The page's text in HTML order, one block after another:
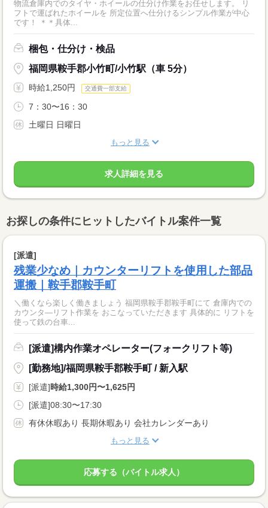
物流倉庫内でのタイヤ・ホイールの仕分け作業をお任せします。 リ
フトで運ばれたホイールを 所定位置へ仕分けるシンプル作業が中心
です！ ＊＊具体...
梱包・仕分け・検品
福岡県鞍手郡小竹町/小竹駅（車 5分）
時給1,250円 交通費一部支給
7：30〜16：30
土曜日 日曜日
もっと見る
求人詳細を見る
お探しの条件にヒットしたバイトル案件一覧
[派遣]
残業少なめ｜カウンターリフトを使用した部品
運搬｜鞍手郡鞍手町
＼働くなら楽しく働きましょう 福岡県鞍手郡鞍手町にて 倉庫内での
カウンタ—リフト作業を おこなっていただきます 具体的に リフトを
使って鉄の台車...
[派遣]構内作業オペレーター(フォークリフト等)
[勤務地]/福岡県鞍手郡鞍手町 / 新入駅
[派遣]時給1,300円〜1,625円
[派遣]08:30〜17:30
有休休暇あり 長期休暇あり 会社カレンダーあり
もっと見る
応募する（バイトル求人）